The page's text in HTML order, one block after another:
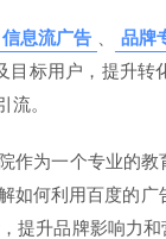
信息流广告 品牌
目标用户，提升转
流。
作为一个专业的
如何利用百度的
提升品牌影响力